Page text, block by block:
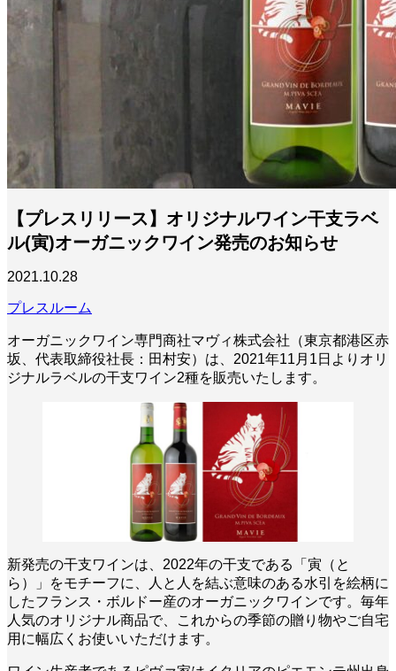
【プレスリリース】オリジナルワイン干支ラベ
ル(寅)オーガニックワイン発売のお知らせ
2021.10.28
プレスルーム
オーガニックワイン専門商社マヴィ株式会社（東京都港区赤
坂、代表取締役社長：田村安）は、2021年11月1日よりオリ
ジナルラベルの干支ワイン2種を販売いたします。
新発売の干支ワインは、2022年の干支である「寅（と
ら）」をモチーフに、人と人を結ぶ意味のある水引を絵柄に
したフランス・ボルドー産のオーガニックワインです。毎年
人気のオリジナル商品で、これからの季節の贈り物やご自宅
用に幅広くお使いいただけます。